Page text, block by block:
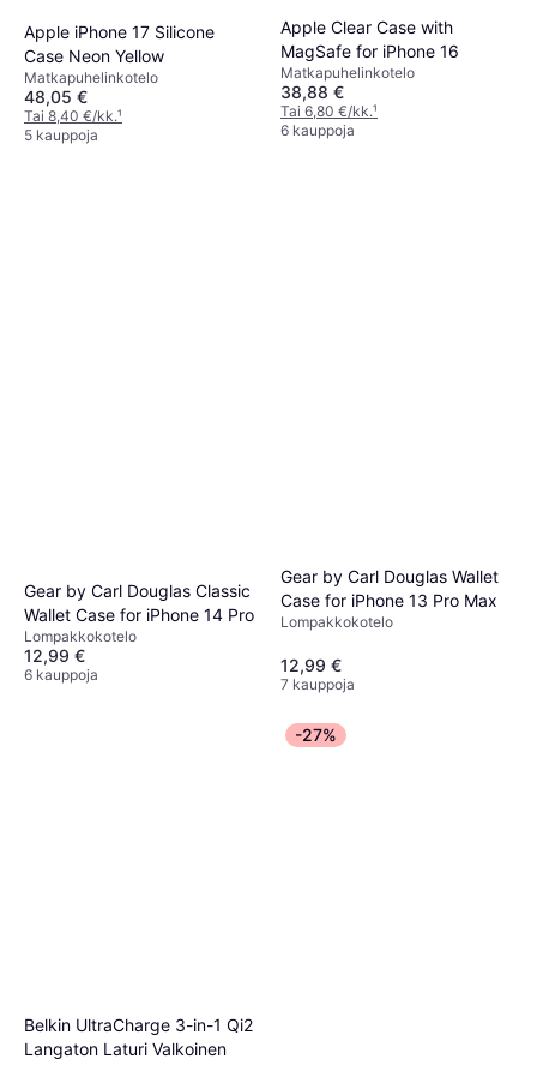
Apple iPhone 17 Silicone
Case Neon Yellow
Matkapuhelinkotelo
48,05 €
Tai 8,40 €/kk.¹
5 kauppoja
Apple Clear Case with
MagSafe for iPhone 16
Matkapuhelinkotelo
38,88 €
Tai 6,80 €/kk.¹
6 kauppoja
Gear by Carl Douglas Classic
Wallet Case for iPhone 14 Pro
Lompakkokotelo
12,99 €
6 kauppoja
Gear by Carl Douglas Wallet
Case for iPhone 13 Pro Max
Lompakkokotelo
12,99 €
7 kauppoja
Belkin UltraCharge 3-in-1 Qi2
Langaton Laturi Valkoinen
-27%